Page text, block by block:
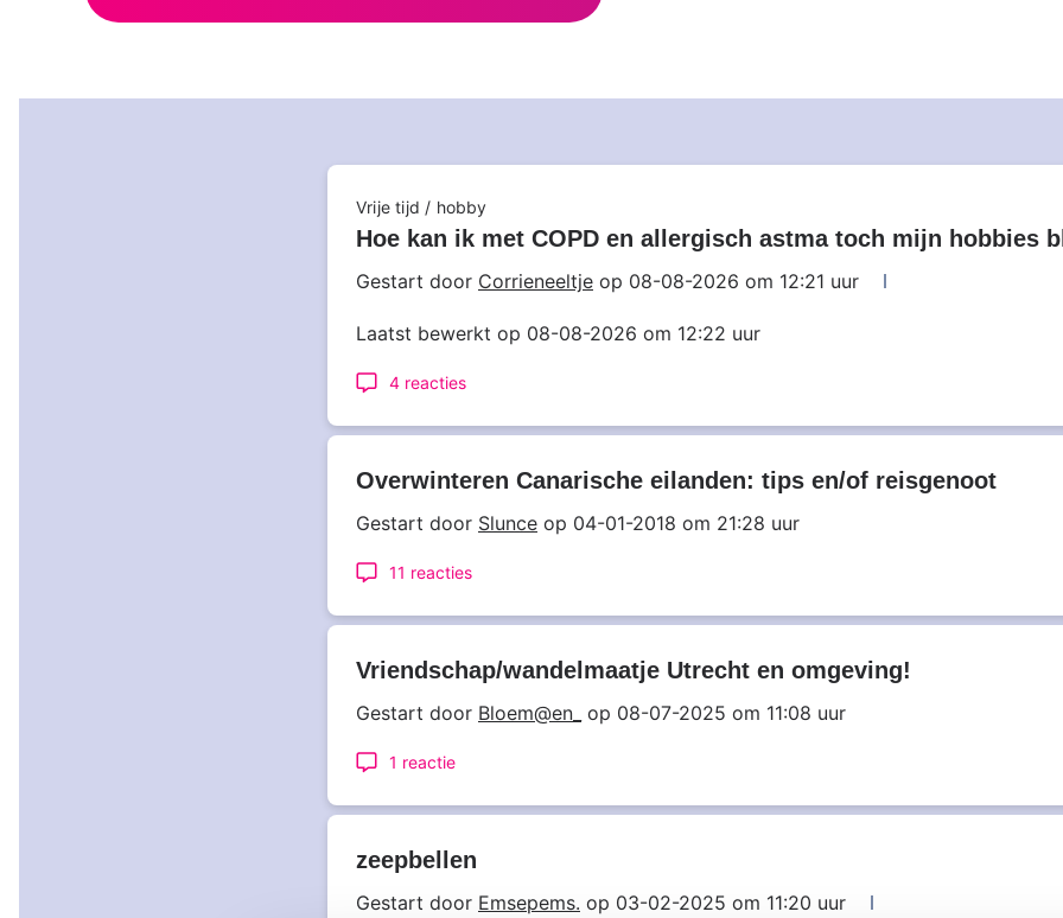
Hoe kan ik met COPD en allergisch astma toch mijn hobbies
In
groep:
Vrije tijd / hobby
Gestart door Corrieneeltje op 08-08-2026 om 12:21 uur
Laatst bewerkt op 08-08-2026 om 12:22 uur
4 reacties
Overwinteren Canarische eilanden: tips en/of reisgenoot
Gestart door Slunce op 04-01-2018 om 21:28 uur
11 reacties
Vriendschap/wandelmaatje Utrecht en omgeving!
Gestart door Bloem@en_ op 08-07-2025 om 11:08 uur
1 reactie
zeepbellen
Gestart door Emsepems. op 03-02-2025 om 11:20 uur